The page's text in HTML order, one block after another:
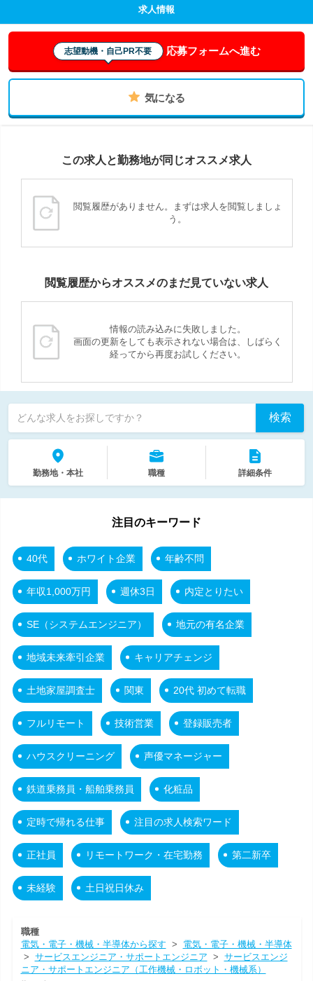
求人情報
志望動機・自己PR不要 応募フォームへ進む
気になる
この求人と勤務地が同じオススメ求人
閲覧履歴がありません。まずは求人を閲覧しましょ
う。
閲覧履歴からオススメのまだ見ていない求人
情報の読み込みに失敗しました。
画面の更新をしても表示されない場合は、しばらく
経ってから再度お試しください。
どんな求人をお探しですか？ 検索
勤務地・本社 職種 詳細条件
注目のキーワード
40代 ホワイト企業 年齢不問
年収1,000万円 週休3日 内定とりたい
SE（システムエンジニア） 地元の有名企業
地域未来牽引企業 キャリアチェンジ
土地家屋調査士 関東 20代 初めて転職
フルリモート 技術営業 登録販売者
ハウスクリーニング 声優マネージャー
鉄道乗務員・船舶乗務員 化粧品
定時で帰れる仕事 注目の求人検索ワード
正社員 リモートワーク・在宅勤務 第二新卒
未経験 土日祝日休み
職種
電気・電子・機械・半導体から探す > 電気・電子・機械・半導体
> サービスエンジニア・サポートエンジニア > サービスエンジ
ニア・サポートエンジニア（工作機械・ロボット・機械系）